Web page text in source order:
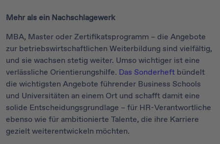
Mehr als ein Nachschlagewerk
MBA, Master oder Zertifikatsprogramm – die Angebote
zur betriebswirtschaftlichen Weiterbildung sind vielfältig,
und sie wachsen stetig weiter. Umso wichtiger ist eine
verlässliche Orientierungshilfe. Das Sonderheft bündelt
die wichtigsten Angebote führender Business Schools
und Universitäten an einem Ort und schafft damit eine
solide Entscheidungsgrundlage – für HR-Verantwortliche
ebenso wie für ambitionierte Talente, die ihre Karriere
gezielt weiterentwickeln möchten.